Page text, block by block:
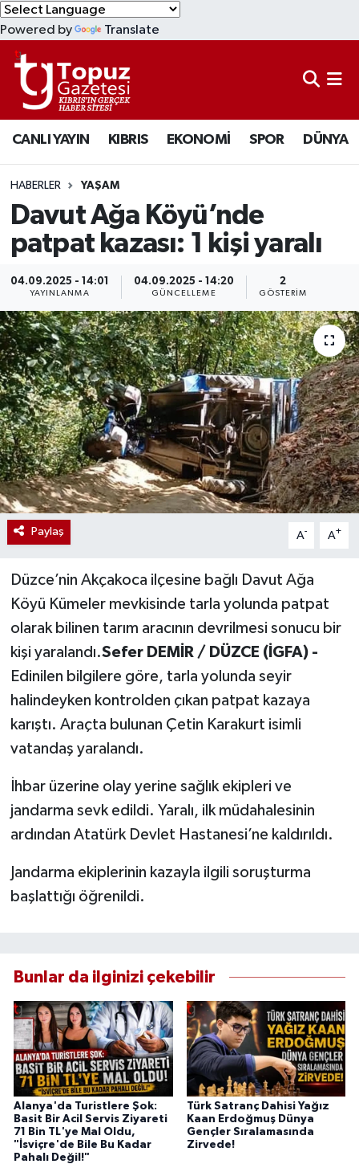
Powered by Translate
CANLI YAYIN KIBRIS EKONOMİ SPOR DÜNYA
HABERLER YAŞAM
Davut Ağa Köyü’nde
patpat kazası: 1 kişi yaralı
04.09.2025 - 14:01
YAYINLANMA
04.09.2025 - 14:20
GÜNCELLEME
2
GÖSTERIM
Paylaş A- A+
Düzce’nin Akçakoca ilçesine bağlı Davut Ağa
Köyü Kümeler mevkisinde tarla yolunda patpat
olarak bilinen tarım aracının devrilmesi sonucu bir
kişi yaralandı.Sefer DEMİR / DÜZCE (İGFA) -
Edinilen bilgilere göre, tarla yolunda seyir
halindeyken kontrolden çıkan patpat kazaya
karıştı. Araçta bulunan Çetin Karakurt isimli
vatandaş yaralandı.
İhbar üzerine olay yerine sağlık ekipleri ve
jandarma sevk edildi. Yaralı, ilk müdahalesinin
ardından Atatürk Devlet Hastanesi’ne kaldırıldı.
Jandarma ekiplerinin kazayla ilgili soruşturma
başlattığı öğrenildi.
Bunlar da ilginizi çekebilir
Alanya'da Turistlere Şok:
Basit Bir Acil Servis Ziyareti
71 Bin TL'ye Mal Oldu,
"İsviçre'de Bile Bu Kadar
Pahalı Değil!"
Türk Satranç Dahisi Yağız
Kaan Erdoğmuş Dünya
Gençler Sıralamasında
Zirvede!
KIBRIS
DÜNYA
EKONOMİ
MAGAZİN
SAĞLIK
TÜRKİYE
Lefkoşa Nöbetçi Eczaneler
Lefkoşa Hava Durumu
Lefkoşa Trafik Yoğunluk Haritası
Süper Lig Puan Durumu ve Fikstür
Tüm Manşetler